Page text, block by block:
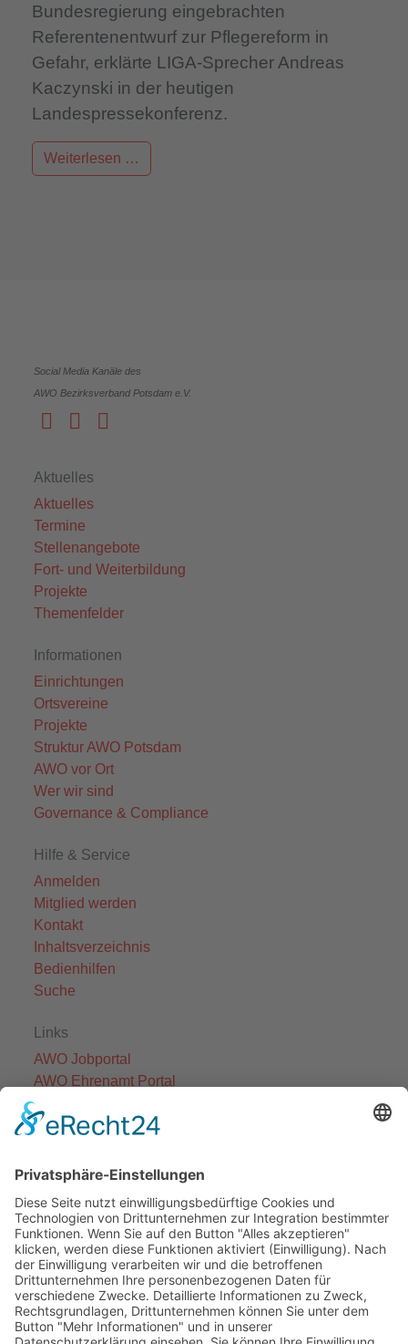
Bundesregierung eingebrachten
Referentenentwurf zur Pflegereform in
Gefahr, erklärte LIGA-Sprecher Andreas
Kaczynski in der heutigen
Landespressekonferenz.
Weiterlesen …
Social Media Kanäle des
AWO Bezirksverband Potsdam e.V.
Aktuelles
Aktuelles
Termine
Stellenangebote
Fort- und Weiterbildung
Projekte
Themenfelder
Informationen
Einrichtungen
Ortsvereine
Projekte
Struktur AWO Potsdam
AWO vor Ort
Wer wir sind
Governance & Compliance
Hilfe & Service
Anmelden
Mitglied werden
Kontakt
Inhaltsverzeichnis
Bedienhilfen
Suche
Links
AWO Jobportal
AWO Ehrenamt Portal
AWO Schulgesundheitsfachkräfte
AWO Bundesverband
AWO Pflegeberatung
AWO Kulturhaus Babelsberg
Arbeit mit Behinderung
AWO Büro Kindermut
Kulturland Brandenburg
AWO Selbsthilfe
AWO eLearning